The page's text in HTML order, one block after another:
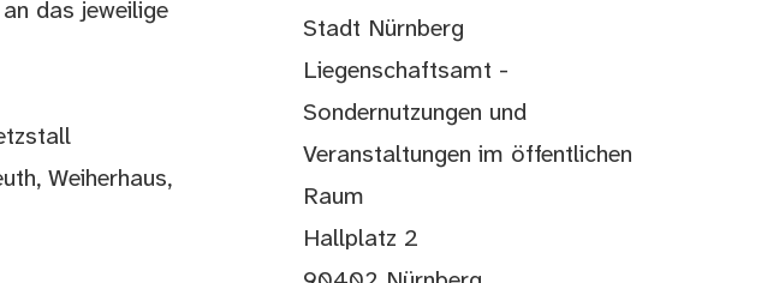
das jeweilige
Weiherhaus,
Stadt Nürnberg
Liegenschaftsamt -
Sondernutzungen und
Veranstaltungen im öffentlichen
Raum
Hallplatz 2